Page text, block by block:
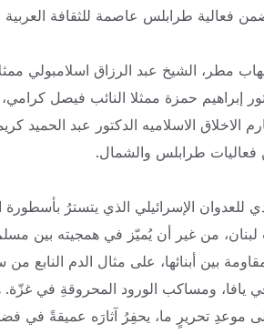
فعالية طرابلس عاصمة للثقافة العربية لعام
مطر، الشيخ عبد الرزاق اسلامبولي
إبراهيم حمزة ممثلا النائب فيصل
الاخلاق الاسلاميه الدكتور عبد الحميد
طرابلس والشمال.
للعدوان الإسرائيلي الذي يتسترُ
من غير أن يُميّز في همجيته بين
بين أبنائها، على مثال الدم
يافا، ومساكب الورود المحروقةِ في
تحريرٍ ما، يحفِرُ آثارَه عميقةً في